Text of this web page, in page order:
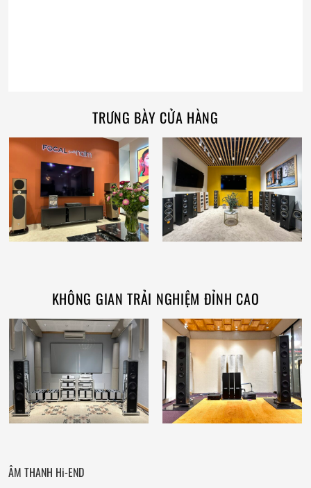
TRƯNG BÀY CỬA HÀNG
KHÔNG GIAN TRẢI NGHIỆM ĐỈNH CAO
ÂM THANH Hi-END